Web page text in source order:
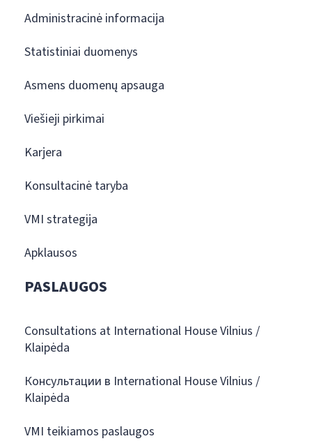
Administracinė informacija
Statistiniai duomenys
Asmens duomenų apsauga
Viešieji pirkimai
Karjera
Konsultacinė taryba
VMI strategija
Apklausos
PASLAUGOS
Consultations at International House Vilnius /
Klaipėda
Консультации в International House Vilnius /
Klaipėda
VMI teikiamos paslaugos